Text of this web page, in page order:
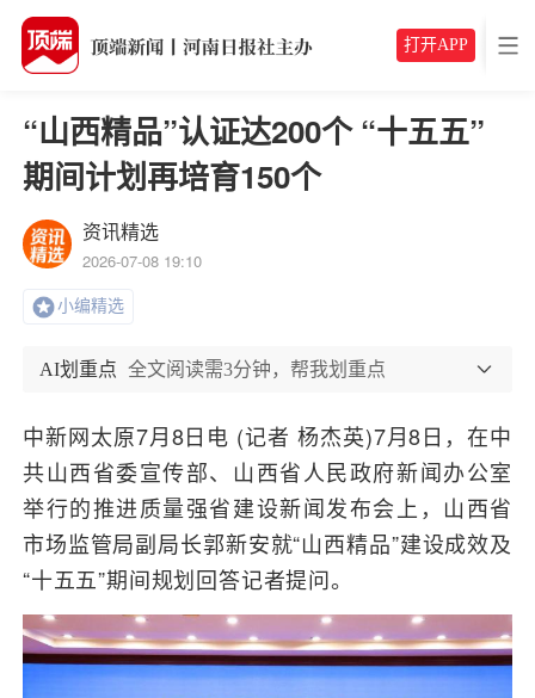
打开APP
“山西精品”认证达200个 “十五五”
期间计划再培育150个
资讯精选
2026-07-08 19:10
小编精选
AI划重点 全文阅读需3分钟，帮我划重点
中新网太原7月8日电 (记者 杨杰英)7月8日，在中
共山西省委宣传部、山西省人民政府新闻办公室
举行的推进质量强省建设新闻发布会上，山西省
市场监管局副局长郭新安就“山西精品”建设成效及
“十五五”期间规划回答记者提问。